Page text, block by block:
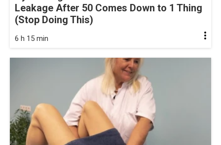
Leakage After 50 Comes Down to 1 Thing
(Stop Doing This)
6 h 15 min